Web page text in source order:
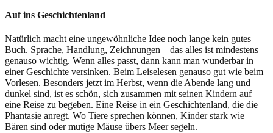
Auf ins Geschichtenland
Natürlich macht eine ungewöhnliche Idee noch lange kein gutes
Buch. Sprache, Handlung, Zeichnungen – das alles ist mindestens
genauso wichtig. Wenn alles passt, dann kann man wunderbar in
einer Geschichte versinken. Beim Leiselesen genauso gut wie beim
Vorlesen. Besonders jetzt im Herbst, wenn die Abende lang und
dunkel sind, ist es schön, sich zusammen mit seinen Kindern auf
eine Reise zu begeben. Eine Reise in ein Geschichtenland, die die
Phantasie anregt. Wo Tiere sprechen können, Kinder stark wie
Bären sind oder mutige Mäuse übers Meer segeln.